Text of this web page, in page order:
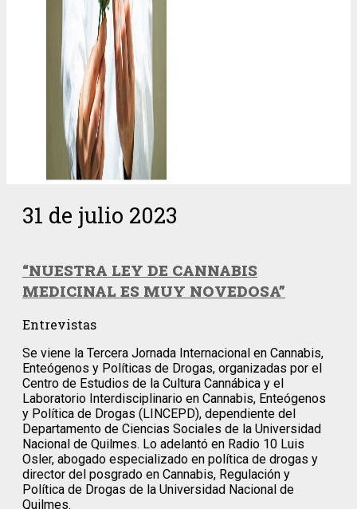
31 de julio 2023
“NUESTRA LEY DE CANNABIS
MEDICINAL ES MUY NOVEDOSA”
Entrevistas
Se viene la Tercera Jornada Internacional en Cannabis,
Enteógenos y Políticas de Drogas, organizadas por el
Centro de Estudios de la Cultura Cannábica y el
Laboratorio Interdisciplinario en Cannabis, Enteógenos
y Política de Drogas (LINCEPD), dependiente del
Departamento de Ciencias Sociales de la Universidad
Nacional de Quilmes. Lo adelantó en Radio 10 Luis
Osler, abogado especializado en política de drogas y
director del posgrado en Cannabis, Regulación y
Política de Drogas de la Universidad Nacional de
Quilmes.